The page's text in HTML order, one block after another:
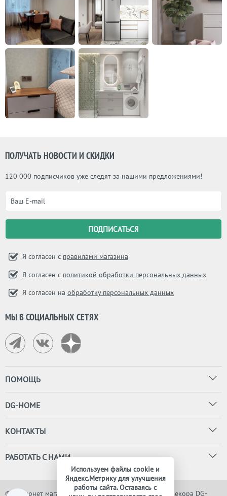
ПОЛУЧАТЬ НОВОСТИ И СКИДКИ
120 000 подписчиков уже следят за нашими предложениями!
Я согласен с правилами магазина
Я согласен с политикой обработки персональных данных
Я согласен на обработку персональных данных
МЫ В СОЦИАЛЬНЫХ СЕТЯХ
ПОМОЩЬ
DG-HOME
КОНТАКТЫ
РАБОТАТЬ С НАМИ
© Интернет магазин дизайнерской мебели, света и декора DG-
Используем файлы cookie и
Яндекс.Метрику для улучшения
работы сайта. Оставаясь с